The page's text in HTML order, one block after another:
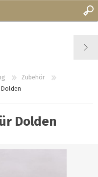
Zubehör
Dolden